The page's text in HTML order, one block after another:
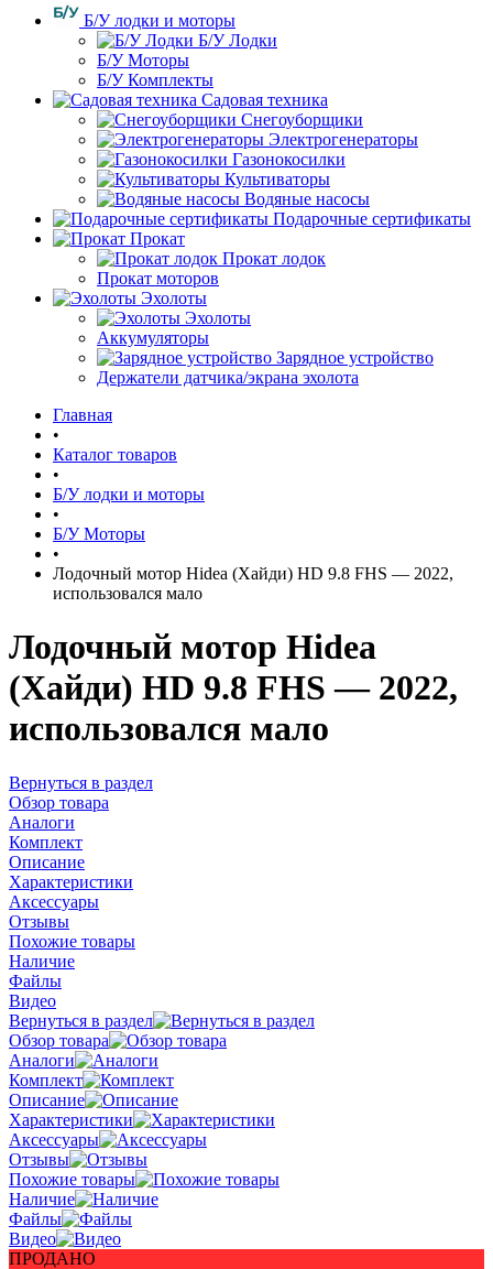
Б/У лодки и моторы
Б/У Лодки
Б/У Моторы
Б/У Комплекты
Садовая техника
Снегоуборщики
Электрогенераторы
Газонокосилки
Культиваторы
Водяные насосы
Подарочные сертификаты
Прокат
Прокат лодок
Прокат моторов
Эхолоты
Эхолоты
Аккумуляторы
Зарядное устройство
Держатели датчика/экрана эхолота
Главная
•
Каталог товаров
•
Б/У лодки и моторы
•
Б/У Моторы
•
Лодочный мотор Hidea (Хайди) HD 9.8 FHS — 2022,
использовался мало
Лодочный мотор Hidea
(Хайди) HD 9.8 FHS — 2022,
использовался мало
Вернуться в раздел
Обзор товара
Аналоги
Комплект
Описание
Характеристики
Аксессуары
Отзывы
Похожие товары
Наличие
Файлы
Видео
Вернуться в раздел
Обзор товара
Аналоги
Комплект
Описание
Характеристики
Аксессуары
Отзывы
Похожие товары
Наличие
Файлы
Видео
ПРОДАНО